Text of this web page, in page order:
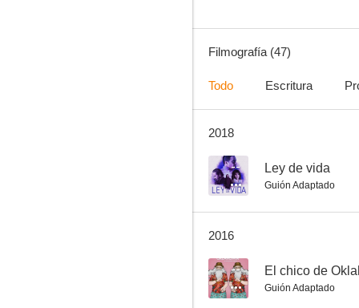
Dodge, ciudad sin ley
6.0
Filmografía (47)
Todo Escritura
2018
-- Ley de vida
Guión Adaptado
2016
-- El chico de
Guión Adaptado